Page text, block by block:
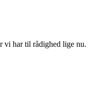
vi har til rådighed lige nu.